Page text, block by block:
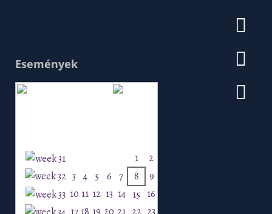
Események
1
2
3 4 5 6 7 8
9
10 11 12 13 14 15 16